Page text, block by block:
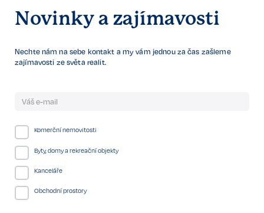
Novinky a zajímavosti
Nechte nám na sebe kontakt a my vám jednou za čas zašleme
zajímavosti ze světa realit.
Komerční nemovitosti
Byty, domy a rekreační objekty
Kanceláře
Obchodní prostory